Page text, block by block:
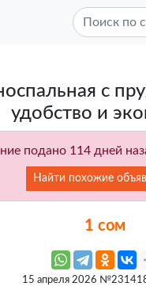
с
удобство и
подано 114 дней
Найти похожие
1 сом
15 апреля 2026